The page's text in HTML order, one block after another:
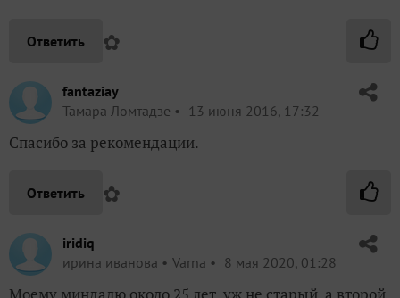
Ответить ✿
fantaziay
Тамара Ломтадзе
13 июня 2016, 17:32
Спасибо за рекомендации.
Ответить ✿
iridiq
ирина иванова
Varna 8 мая 2020, 01:28
Моему миндалю около 25 лет, уж не старый, а второй